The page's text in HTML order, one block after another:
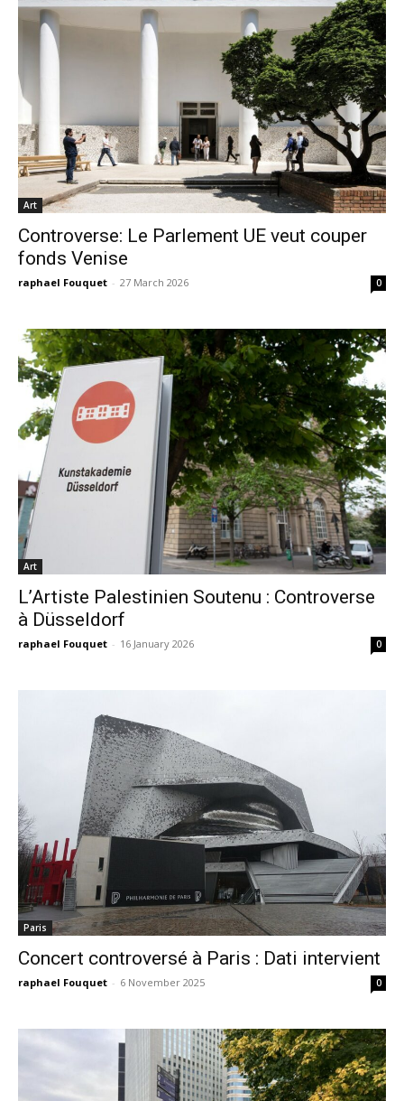
Art
Controverse: Le Parlement UE veut couper
fonds Venise
raphael Fouquet - 27 March 2026 0
Art
L’Artiste Palestinien Soutenu : Controverse
à Düsseldorf
raphael Fouquet - 16 January 2026 0
Paris
Concert controversé à Paris : Dati intervient
raphael Fouquet - 6 November 2025 0